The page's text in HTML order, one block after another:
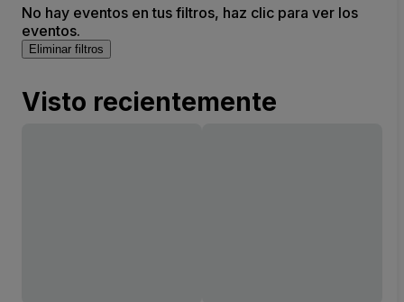
No hay eventos en tus filtros, haz clic para ver los
eventos.
Eliminar filtros
Visto recientemente